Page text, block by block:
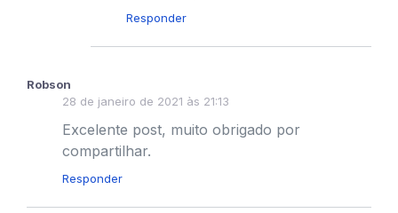
Responder
Robson
28 de janeiro de 2021 às 21:13
Excelente post, muito obrigado por
compartilhar.
Responder